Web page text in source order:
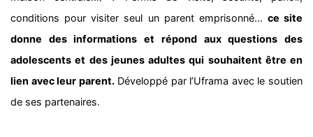
conditions pour visiter seul un parent emprisonné… ce site
donne des informations et répond aux questions des
adolescents et des jeunes adultes qui souhaitent être en
lien avec leur parent.Développé par l’Uframa avec le soutien
de ses partenaires.